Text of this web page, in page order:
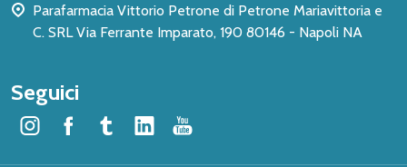
Parafarmacia Vittorio Petrone di Petrone Mariavittoria e
C. SRL Via Ferrante Imparato, 190 80146 - Napoli NA
Seguici